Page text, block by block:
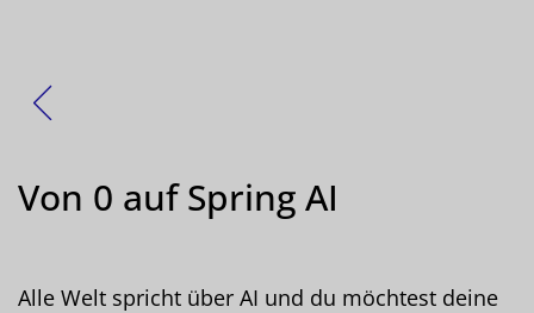
Von 0 auf Spring AI
Alle Welt spricht über AI und du möchtest deine